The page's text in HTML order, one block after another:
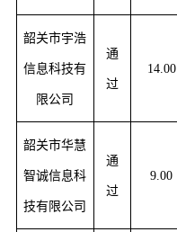
韶关市宇浩
信息科技有
限公司
通
过
14.00
韶关市华慧
智诚信息科
技有限公司
通
过
9.00